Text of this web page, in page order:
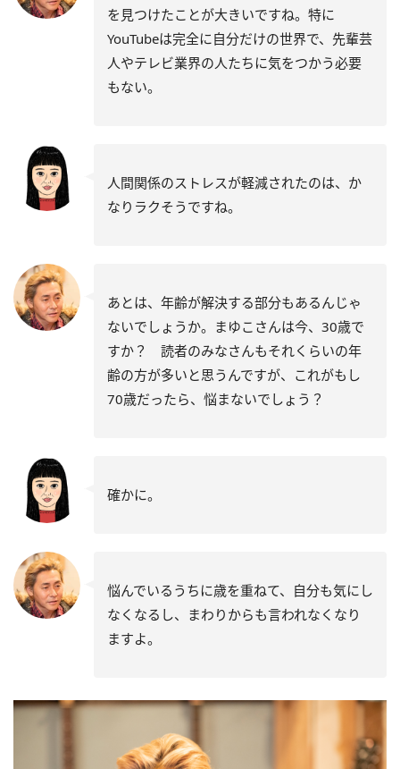
を見つけたことが大きいですね。特に
YouTubeは完全に自分だけの世界で、先輩芸
人やテレビ業界の人たちに気をつかう必要
もない。
人間関係のストレスが軽減されたのは、か
なりラクそうですね。
あとは、年齢が解決する部分もあるんじゃ
ないでしょうか。まゆこさんは今、30歳で
すか？ 読者のみなさんもそれくらいの年
齢の方が多いと思うんですが、これがもし
70歳だったら、悩まないでしょう？
確かに。
悩んでいるうちに歳を重ねて、自分も気にし
なくなるし、まわりからも言われなくなり
ますよ。